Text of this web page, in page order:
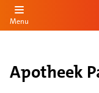
de inhoud
Menu
Apotheek